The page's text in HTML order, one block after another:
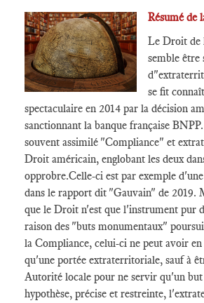
Résumé de
Le Droit de
semble être
se fit
spectaculaire en 2014 par la décision
sanctionnant la banque française
souvent assimilé "Compliance" et
Droit américain, englobant les deux
opprobre.Celle-ci est par exemple
dans le rapport dit "Gauvain" de 2019.
que le Droit n'est que l'instrument pur
raison des "buts monumentaux"
la Compliance, celui-ci ne peut avoir
qu'une portée extraterritoriale, sauf à
Autorité locale pour ne servir qu'un
hypothèse, précise et restreinte,